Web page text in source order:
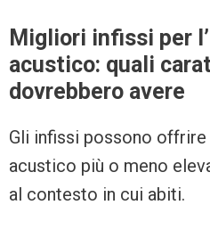
Migliori infissi per
acustico: quali
dovrebbero avere
Gli infissi possono
acustico più o meno
al contesto in cui abiti.